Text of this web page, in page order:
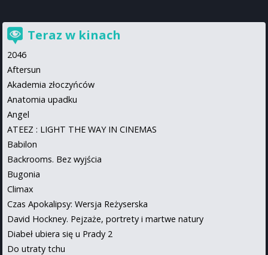
Teraz w kinach
2046
Aftersun
Akademia złoczyńców
Anatomia upadku
Angel
ATEEZ : LIGHT THE WAY IN CINEMAS
Babilon
Backrooms. Bez wyjścia
Bugonia
Climax
Czas Apokalipsy: Wersja Reżyserska
David Hockney. Pejzaże, portrety i martwe natury
Diabeł ubiera się u Prady 2
Do utraty tchu